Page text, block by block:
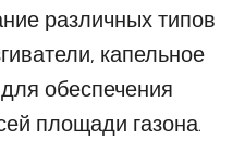
различных типов
капельное
обеспечения
площади газона.